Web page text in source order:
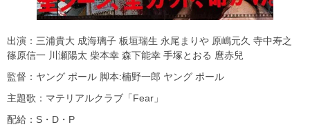
出演：三浦貴大 成海璃子 板垣瑞生 永尾まりや 原嶋元久 寺中寿之
篠原信一 川瀬陽太 柴本幸 森下能幸 手塚とおる 麿赤兒
監督：ヤング ポール 脚本:楠野一郎 ヤング ポール
主題歌：マテリアルクラブ「Fear」
配給：S・D・P